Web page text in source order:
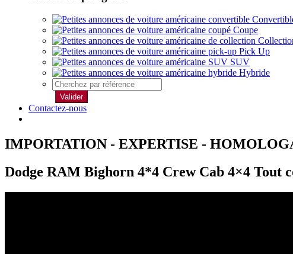
Coupe
Pick Up
SUV
Hybride
Valider
Contactez-nous
IMPORTATION - EXPERTISE -
Dodge RAM Bighorn 4*4 Crew Cab 4×4 Tout